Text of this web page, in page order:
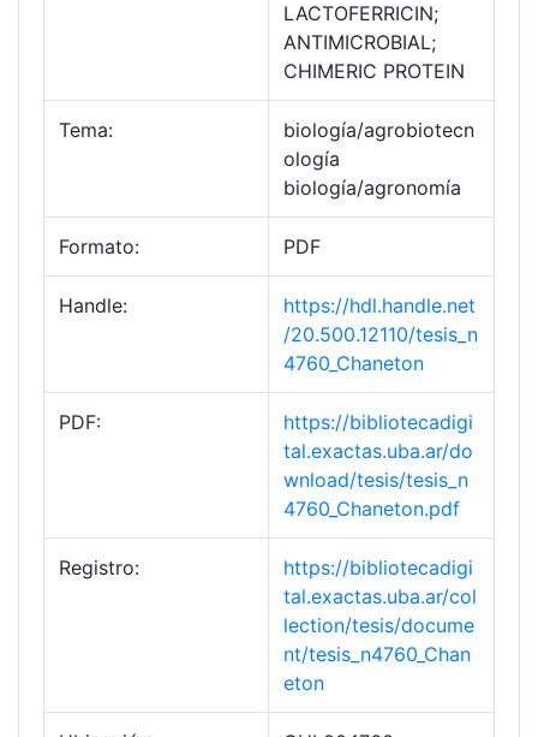
LACTOFERRICIN;
ANTIMICROBIAL;
CHIMERIC PROTEIN
Tema:
biología/agrobiotecn
ología
biología/agronomía
Formato: PDF
Handle:
https://hdl.handle.net
/20.500.12110/tesis_n
4760_Chaneton
PDF:
https://bibliotecadigi
tal.exactas.uba.ar/do
wnload/tesis/tesis_n
4760_Chaneton.pdf
Registro:
https://bibliotecadigi
tal.exactas.uba.ar/col
lection/tesis/docume
nt/tesis_n4760_Chan
eton